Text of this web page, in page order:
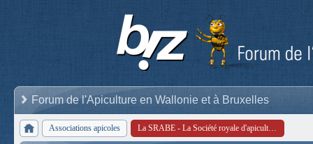
Forum de l'Apiculture en Wallonie et à Bruxelles
Associations apicoles La SRABE - La Société royale d'apiculture de Bruxelles et environs